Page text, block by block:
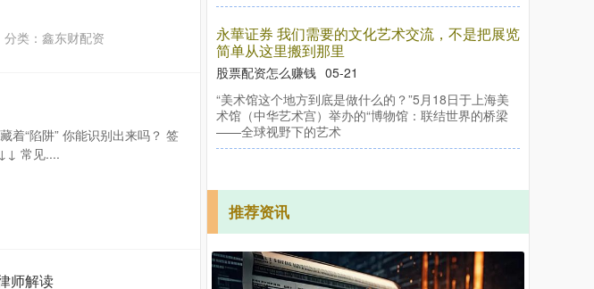
分类： 鑫东财配资
着“陷阱” 你能识别出来吗？ 签
常见....
师解读
永華证券 我们需要的文化艺术交流，不是把展览
简单从这里搬到那里
股票配资怎么赚钱 05-21
“美术馆这个地方到底是做什么的？”5月18日于上海美
术馆（中华艺术宫）举办的“博物馆：联结世界的桥梁
——全球视野下的艺术
推荐资讯